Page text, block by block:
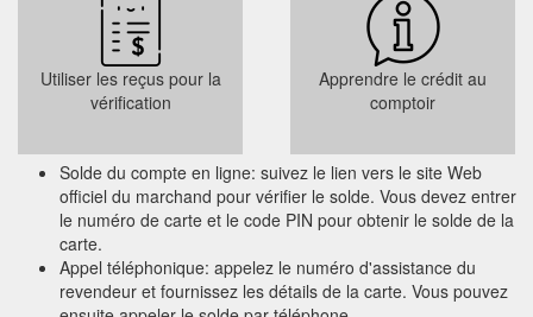
Utiliser les reçus pour la
vérification
Apprendre le crédit au
comptoir
Solde du compte en ligne: suivez le lien vers le site Web
officiel du marchand pour vérifier le solde. Vous devez entrer
le numéro de carte et le code PIN pour obtenir le solde de la
carte.
Appel téléphonique: appelez le numéro d'assistance du
revendeur et fournissez les détails de la carte. Vous pouvez